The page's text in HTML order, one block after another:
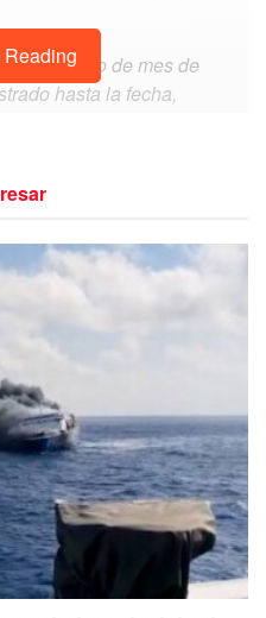
su inicio de mes de
hasta la fecha,
Burgess, directora
(C3S).
exceeded
the first days of
and for how long
more important than
more severe
crisis.
6hEdR9BPDG
June 15, 2023